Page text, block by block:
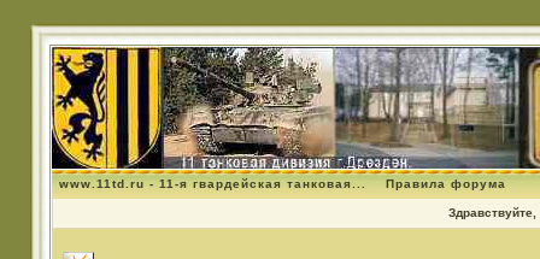
www.11td.ru - 11-я гвардейская танковая... Правила форума
Здравствуйте,